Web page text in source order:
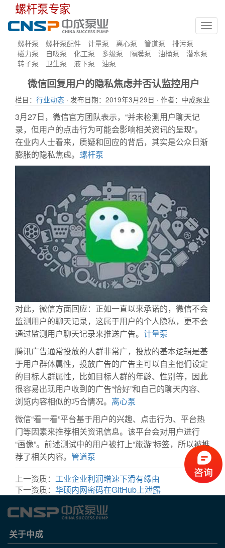
螺杆泵专家
螺杆泵 螺杆泵配件 计量泵 离心泵 管道泵
排污泵
磁力泵
自吸泵 化工泵 多级泵 隔膜泵 油桶泵
潜水泵
转子泵
卫生泵 液下泵 油泵
微信回复用户的隐私焦虑并否认监控用户
栏目： 行业动态 · 发布日期：2019年3月29日 · 作者：中成泵业
3月27日，微信官方团队表示，“并未检测用户聊天记
录，但用户的点击行为可能会影响相关资讯的呈现”。
在业内人士看来，质疑和回应的背后，其实是公众日渐
膨胀的隐私焦虑。 螺杆泵
对此，微信方面回应：正如一直以来承诺的，微信不会
监测用户的聊天记录，这属于用户的个人隐私，更不会
通过监测用户聊天记录来推送广告。 计量泵
腾讯广告通常投放的人群非常广，投放的基本逻辑是基
于用户群体属性，投放广告的广告主可以自主他们设定
的目标人群属性，比如目标人群的年龄、性别等，因此
很容易出现用户收到的广告“恰好”和自己的聊天内容、
浏览内容相似的巧合情况。 离心泵
微信“看一看”平台基于用户的兴趣、点击行为、平台热
门等因素来推荐相关资讯信息。该平台会对用户进行
“画像”。前述测试中的用户被打上“旅游”标签，所以被推
荐了相关内容。 管道泵
上一资质： 工业企业利润增速下滑有缘由
下一资质： 华硕内网密码在GitHub上泄露
关于中成